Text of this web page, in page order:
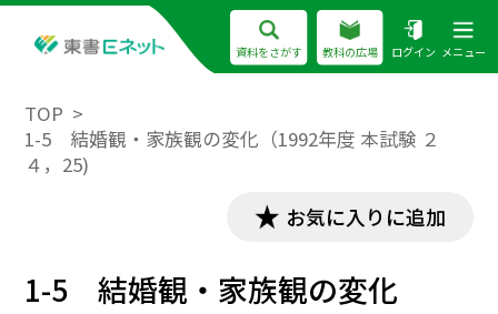
資料をさがす 教科の広場 ログイン メニュー
TOP
1-5 結婚観・家族観の変化（1992年度 本試験 ２
４，25)
お気に入りに追加
1-5 結婚観・家族観の変化